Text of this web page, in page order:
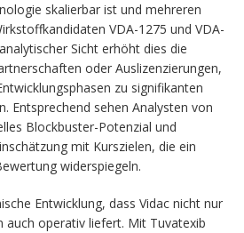
skalierbar ist und mehreren
VDA-1275 und VDA-
Sicht erhöht dies die
oder Auslizenzierungen,
zu signifikanten
Entsprechend sehen Analysten von
Blockbuster-Potenzial und
mit Kurszielen, die ein
widerspiegeln.
Entwicklung, dass Vidac nicht nur
auch operativ liefert. Mit Tuvatexib